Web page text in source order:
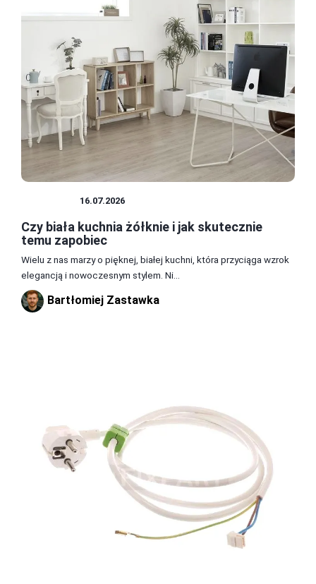
16.07.2026
Czy biała kuchnia żółknie i jak skutecznie
temu zapobiec
Wielu z nas marzy o pięknej, białej kuchni, która przyciąga wzrok
elegancją i nowoczesnym stylem. Ni...
Bartłomiej Zastawka